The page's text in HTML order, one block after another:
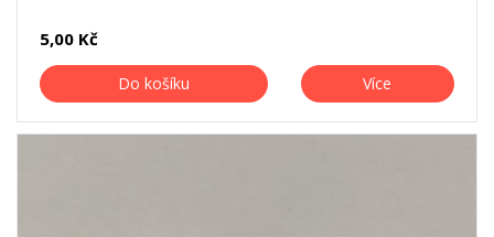
5,00 Kč
Do košíku Více